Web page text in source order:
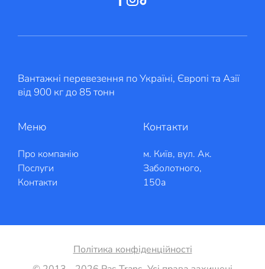
Вантажні перевезення по Україні, Європі та Азії
від 900 кг до 85 тонн
Меню
Про компанію
Послуги
Контакти
Контакти
м. Київ, вул. Ак.
Заболотного,
150а
Політика конфіденційності